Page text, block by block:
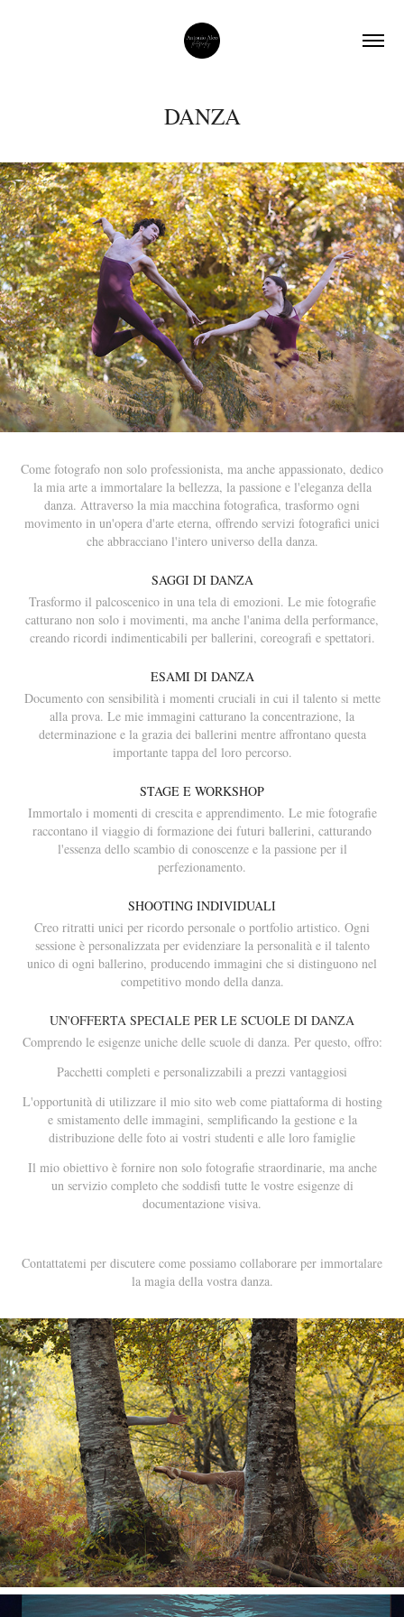
DANZA
Come fotografo non solo professionista, ma anche appassionato, dedico
la mia arte a immortalare la bellezza, la passione e l'eleganza della
danza. Attraverso la mia macchina fotografica, trasformo ogni
movimento in un'opera d'arte eterna, offrendo servizi fotografici unici
che abbracciano l'intero universo della danza.
SAGGI DI DANZA
Trasformo il palcoscenico in una tela di emozioni. Le mie fotografie
catturano non solo i movimenti, ma anche l'anima della performance,
creando ricordi indimenticabili per ballerini, coreografi e spettatori.
ESAMI DI DANZA
Documento con sensibilità i momenti cruciali in cui il talento si mette
alla prova. Le mie immagini catturano la concentrazione, la
determinazione e la grazia dei ballerini mentre affrontano questa
importante tappa del loro percorso.
STAGE E WORKSHOP
Immortalo i momenti di crescita e apprendimento. Le mie fotografie
raccontano il viaggio di formazione dei futuri ballerini, catturando
l'essenza dello scambio di conoscenze e la passione per il
perfezionamento.
SHOOTING INDIVIDUALI
Creo ritratti unici per ricordo personale o portfolio artistico. Ogni
sessione è personalizzata per evidenziare la personalità e il talento
unico di ogni ballerino, producendo immagini che si distinguono nel
competitivo mondo della danza.
UN'OFFERTA SPECIALE PER LE SCUOLE DI DANZA
Comprendo le esigenze uniche delle scuole di danza. Per questo, offro:
Pacchetti completi e personalizzabili a prezzi vantaggiosi
L'opportunità di utilizzare il mio sito web come piattaforma di hosting
e smistamento delle immagini, semplificando la gestione e la
distribuzione delle foto ai vostri studenti e alle loro famiglie
Il mio obiettivo è fornire non solo fotografie straordinarie, ma anche
un servizio completo che soddisfi tutte le vostre esigenze di
documentazione visiva.
Contattatemi per discutere come possiamo collaborare per immortalare
la magia della vostra danza.